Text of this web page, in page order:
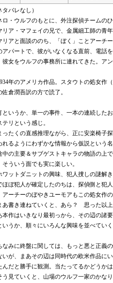
タバレなし）
・ウルフのもとに、外注探偵チームの
リア・マフェイの兄で、金属細工師の青
リアと面談ののち、「ぼく」ことアーチ
アパートで、彼がいなくなる直前、電話
彼女をウルフの事務所に連れてきた。ア
年のアメリカ作品。スタウトの処女作
佐倉潤吾訳の方で読了。
いうか、単一の事件、一本の連続した
テリという感じ。
たくの直感推理ながら、正に安楽椅子
れるようにわずかな情報から仮説という
の主要＆サブゲストキャラの物語の上
そういう面でも実に楽しい。
ットダニットの興味、犯人捜しの謎解
ほぼ犯人が確定したのちは、探偵側と犯
アーチーのぼやきユーモアもこの処女作
書き連ねていくと、あら？ 思った以上
本作はいきなり最初っから、その辺の諸
いうか、順々にいろんな興味を並べてい
みに終盤に関しては、もっと悪と正義
いが、まあその辺は同時代の欧米作品に
んだと勝手に観測。当たってるかどうかは
見ていくと、山場のウルフ一家のかな